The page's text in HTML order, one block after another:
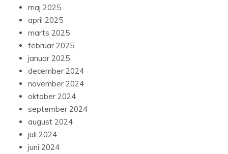
maj 2025
april 2025
marts 2025
februar 2025
januar 2025
december 2024
november 2024
oktober 2024
september 2024
august 2024
juli 2024
juni 2024